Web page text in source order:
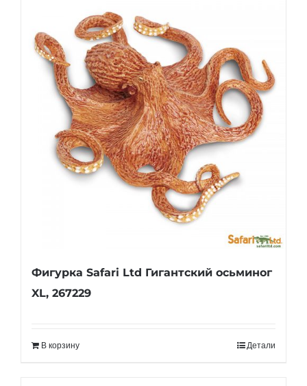
Фигурка Safari Ltd Гигантский осьминог
XL, 267229
В корзину Детали